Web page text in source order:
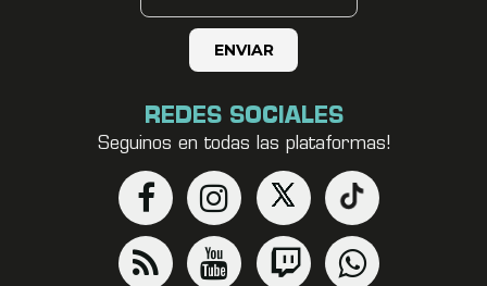
REDES SOCIALES
Seguinos en todas las plataformas!